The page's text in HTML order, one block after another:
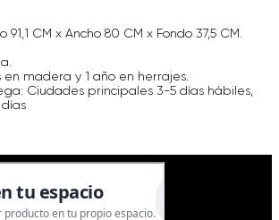
91,1 CM x Ancho 80 CM x Fondo 37,5 CM.
en madera y 1 año en herrajes.
Ciudades principales 3-5 días hábiles,